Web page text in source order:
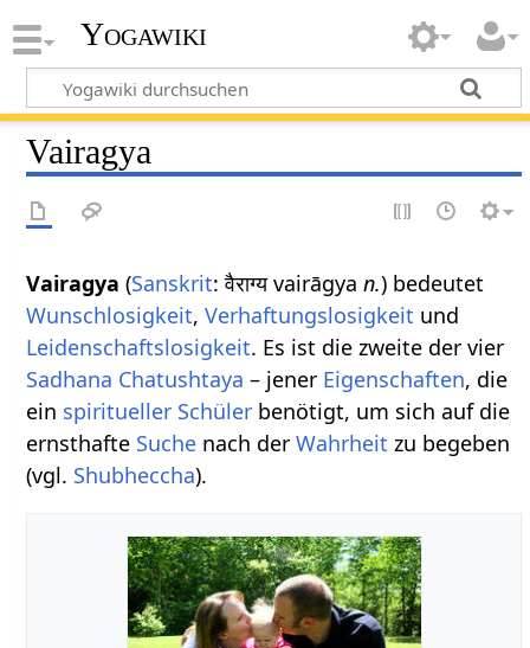
Yogawiki
Vairagya
Vairagya (Sanskrit: वैराग्य vairāgyan.) bedeutet
Wunschlosigkeit,Verhaftungslosigkeit und
Leidenschaftslosigkeit. Es ist die zweite der vier
Sadhana Chatushtaya – jener Eigenschaften, die
ein spiritueller Schüler benötigt, um sich auf die
ernsthafte Suche nach derWahrheit zu begeben
(vgl. Shubheccha).